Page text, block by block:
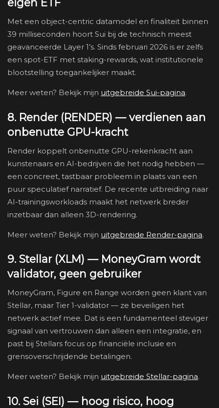
eigen ETF
Met een object-centric datamodel en finaliteit binnen
39 milliseconden hoort Sui bij de technisch meest
geavanceerde Layer 1’s. Sinds februari 2026 is er zelfs
een spot-ETF met staking-rewards, wat institutionele
blootstelling toegankelijker maakt.
Meer weten? Bekijk mijn uitgebreide Sui-pagina.
8. Render (RENDER) — verdienen aan
onbenutte GPU-kracht
Render koppelt onbenutte GPU-rekenkracht aan
kunstenaars en AI-bedrijven die het nodig hebben —
een concreet, tastbaar probleem in plaats van een
puur speculatief narratief. De recente uitbreiding naar
AI-trainingsworkloads maakt het netwerk breder
inzetbaar dan alleen 3D-rendering.
Meer weten? Bekijk mijn uitgebreide Render-pagina.
9. Stellar (XLM) — MoneyGram wordt
validator, geen gebruiker
MoneyGram, Figure en Range worden geen klant van
Stellar, maar Tier 1-validator — ze beveiligen het
netwerk actief mee. Dat is een fundamenteel steviger
signaal van vertrouwen dan alleen een integratie, en
past bij Stellars focus op financiële inclusie en
grensoverschrijdende betalingen.
Meer weten? Bekijk mijn uitgebreide Stellar-pagina.
10. Sei (SEI) — hoog risico, hoog